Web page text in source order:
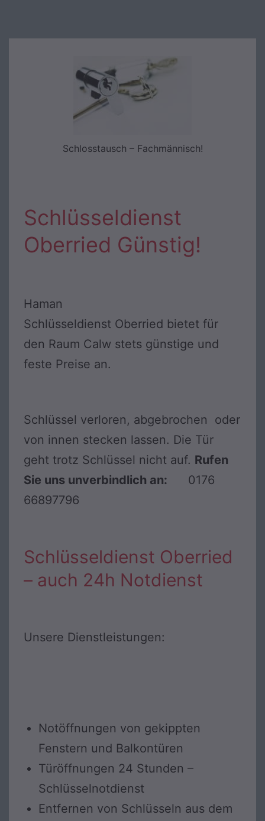
Schlosstausch – Fachmännisch!
Schlüsseldienst
Oberried Günstig!
Haman
Schlüsseldienst Oberried bietet für
den Raum Calw stets günstige und
feste Preise an.
Schlüssel verloren, abgebrochen oder
von innen stecken lassen. Die Tür
geht trotz Schlüssel nicht auf. Rufen
Sie uns unverbindlich an:
0176
66897796
Schlüsseldienst Oberried
– auch 24h Notdienst
Unsere Dienstleistungen:
Notöffnungen von gekippten
Fenstern und Balkontüren
Türöffnungen 24 Stunden –
Schlüsselnotdienst
Entfernen von Schlüsseln aus dem